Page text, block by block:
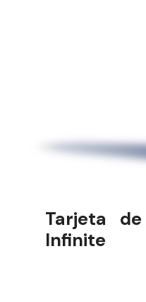
Tarjeta
Infinite